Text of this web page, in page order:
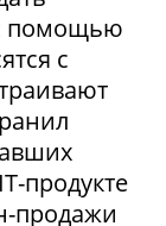
помощью
с
продукте
продажи